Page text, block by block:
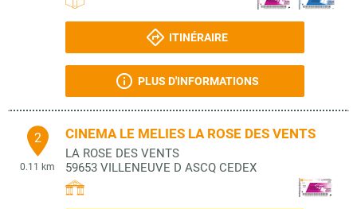
ITINÉRAIRE
PLUS D'INFORMATIONS
2
0.11 km
CINEMA LE MELIES LA ROSE DES VENTS
LA ROSE DES VENTS
59653 VILLENEUVE D ASCQ CEDEX